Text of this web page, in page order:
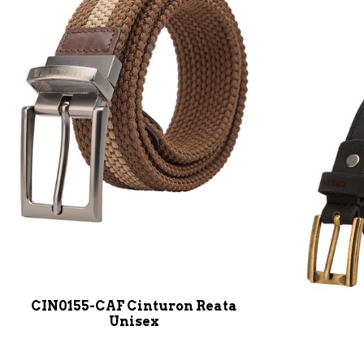
CIN0155-CAF Cinturon Reata
Unisex